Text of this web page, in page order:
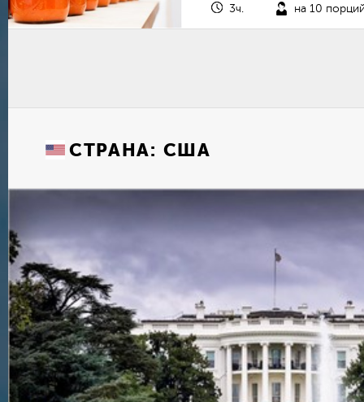
3ч. на 10
СТРАНА: США